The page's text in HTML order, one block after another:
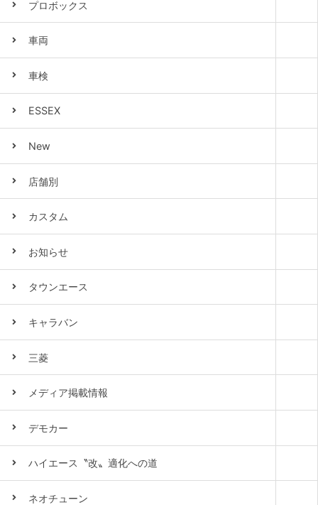
プロボックス
車両
車検
ESSEX
New
店舗別
カスタム
お知らせ
タウンエース
キャラバン
三菱
メディア掲載情報
デモカー
ハイエース〝改〟適化への道
ネオチューン